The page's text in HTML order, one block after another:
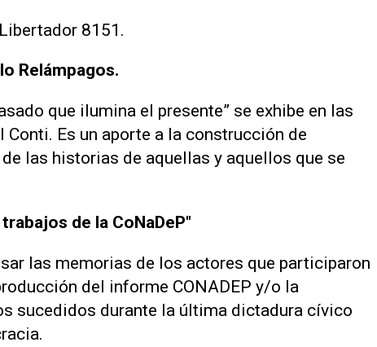
8151.
Relámpagos.
que ilumina el presente” se exhibe en las
Conti. Es un aporte a la construcción de
las historias de aquellas y aquellos que se
de la CoNaDeP"
las memorias de los actores que participaron
del informe CONADEP y/o la
sucedidos durante la última dictadura cívico